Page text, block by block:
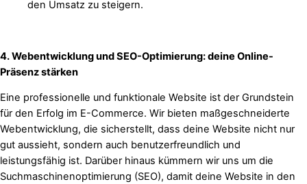
den Umsatz zu steigern.
4. Webentwicklung und SEO-Optimierung: deine Online-
Präsenz stärken
Eine professionelle und funktionale Website ist der Grundstein
für den Erfolg im E-Commerce. Wir bieten maßgeschneiderte
Webentwicklung, die sicherstellt, dass deine Website nicht nur
gut aussieht, sondern auch benutzerfreundlich und
leistungsfähig ist. Darüber hinaus kümmern wir uns um die
Suchmaschinenoptimierung (SEO), damit deine Website in den